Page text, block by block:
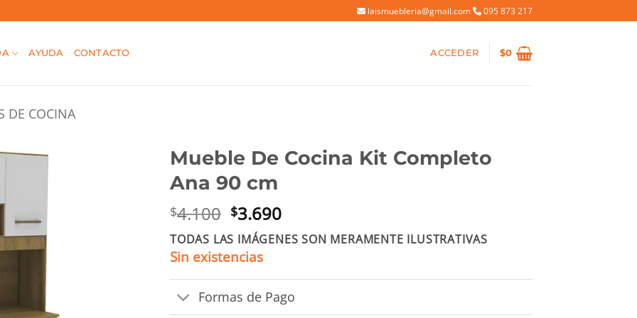
laismuebleria@gmail.com 095 873 217
AYUDA CONTACTO ACCEDER $0
DE COCINA
Mueble De Cocina Kit Completo
Ana 90 cm
$4.100 El
precio
original
era:
$4.100.
$3.690El
precio
actual
$3.690.
TODAS LAS IMÁGENES SON MERAMENTE ILUSTRATIVAS
Sin existencias
Formas de Pago